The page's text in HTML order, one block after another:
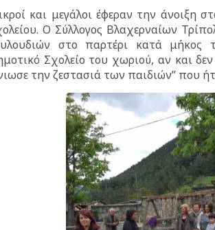
και μεγάλοι έφεραν την άνοιξη
Ο Σύλλογος Βλαχερναίων
στο παρτέρι κατά μήκος
Σχολείο του χωριού, αν και δεν
την ζεστασιά των παιδιών” που